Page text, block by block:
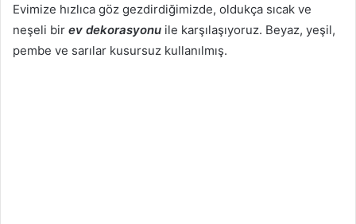
Evimize hızlıca göz gezdirdiğimizde, oldukça sıcak ve
neşeli bir ev dekorasyonu ile karşılaşıyoruz. Beyaz, yeşil,
pembe ve sarılar kusursuz kullanılmış.